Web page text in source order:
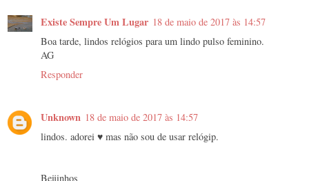
Existe Sempre Um Lugar 18 de maio de 2017 às 14:57
Boa tarde, lindos relógios para um lindo pulso feminino.
AG
Responder
Unknown 18 de maio de 2017 às 14:57
lindos. adorei ♥ mas não sou de usar relógip.
Beijinhos